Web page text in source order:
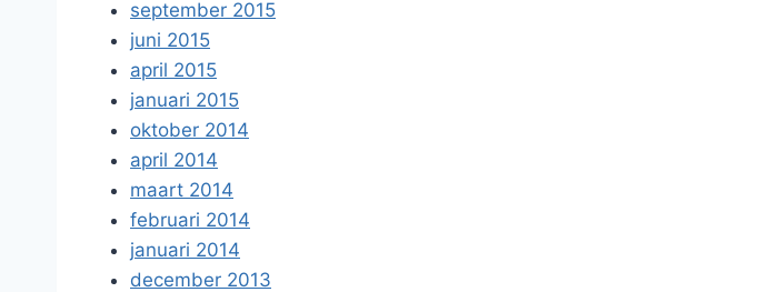
september 2015
juni 2015
april 2015
januari 2015
oktober 2014
april 2014
maart 2014
februari 2014
januari 2014
december 2013